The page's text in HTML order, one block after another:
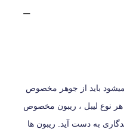
بايد از جوهر مخصوص
هر نوع ليبل ، ريبون مخصوص
به دست آيد. ریبون ها